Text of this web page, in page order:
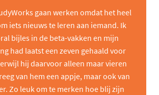
gaan werken omdat het heel
iets nieuws te leren aan iemand. Ik
bijles in de beta-vakken en mijn
had laatst een zeven gehaald voor
hij daarvoor alleen maar vieren
van hem een appje, maar ook van
Zo leuk om te merken hoe blij zijn